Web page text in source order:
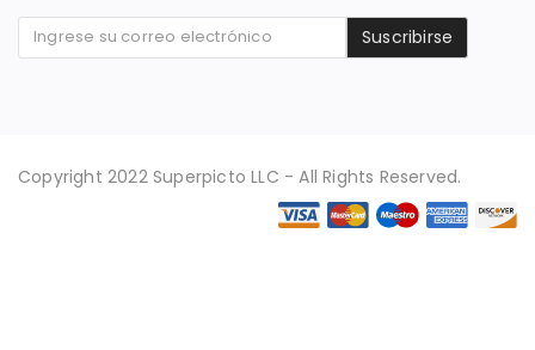
Suscribirse
Copyright 2022 Superpicto LLC - All Rights Reserved.